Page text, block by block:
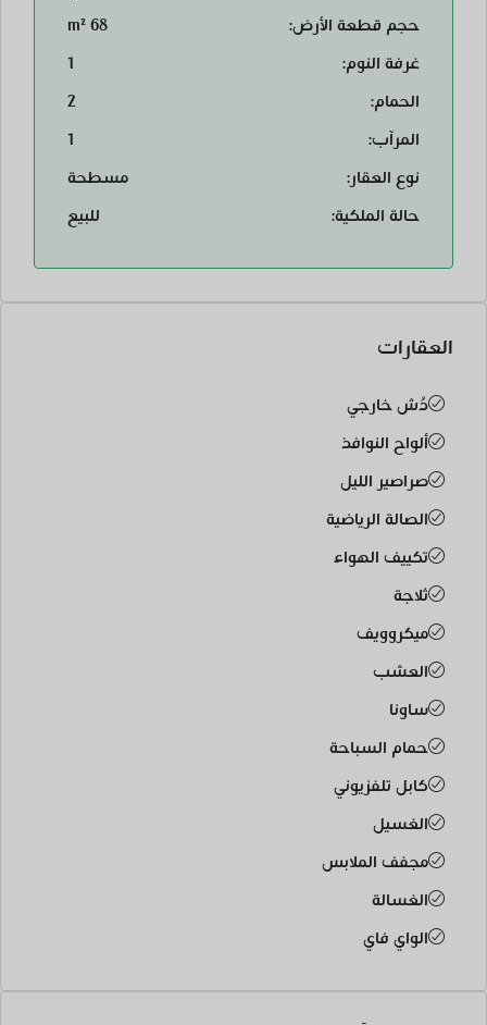
حجم قطعة الأرض:
68 m²
غرفة النوم:
1
الحمام:
2
المرآب:
1
نوع العقار:
مسطحة
حالة الملكية:
للبيع
العقارات
دُش خارجي
ألواح النوافذ
صراصير الليل
الصالة الرياضية
تكييف الهواء
ثلاجة
ميكروويف
العشب
ساونا
حمام السباحة
كابل تلفزيوني
الغسيل
مجفف الملابس
الغسالة
الواي فاي